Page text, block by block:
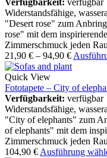
Verfügbarkeit: verfügbar
Widerstandsfähige,
"Desert rose" zum
rose" mit dem
Zimmerschmuck jeden
21,90 € – 94,90 €
Quick View
Fototapete – City of
Verfügbarkeit: verfügbar
Widerstandsfähige,
"City of elephants" zum
of elephants" mit dem
Zimmerschmuck jeden
104,90 € Ausführung